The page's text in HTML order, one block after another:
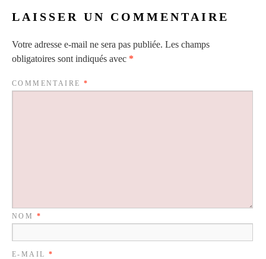
LAISSER UN COMMENTAIRE
Votre adresse e-mail ne sera pas publiée. Les champs
obligatoires sont indiqués avec *
COMMENTAIRE *
NOM *
E-MAIL *